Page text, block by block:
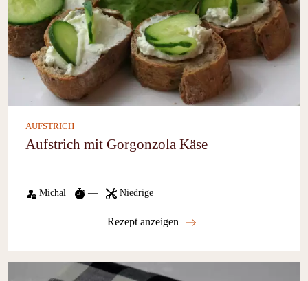
AUFSTRICH
Aufstrich mit Gorgonzola Käse
Michal — Niedrige
Rezept anzeigen